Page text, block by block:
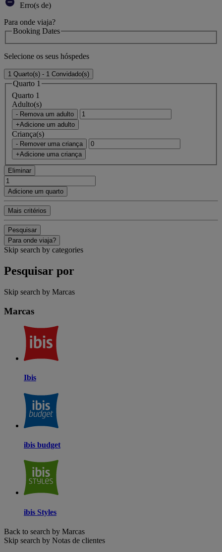
Erro(s de)
Para onde viaja?
Booking Dates
Selecione os seus hóspedes
1 Quarto(s) - 1 Convidado(s)
Quarto 1
Quarto 1
Adulto(s)
- Remova um adulto
+Adicione um adulto
Criança(s)
- Remover uma criança
+Adicione uma criança
Eliminar
Adicione um quarto
Mais critérios
Pesquisar
Para onde viaja?
Skip search by categories
Pesquisar por
Skip search by Marcas
Marcas
Ibis
ibis budget
ibis Styles
Back to search by Marcas
Skip search by Notas de clientes